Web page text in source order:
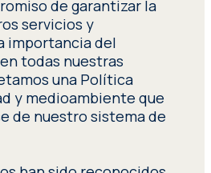
de garantizar la
servicios y
importancia del
todas nuestras
una Política
y medioambiente que
de nuestro sistema de